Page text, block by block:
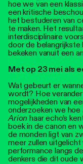
hoe we van een
een kritische
het bestuderen van
te maken. Het
interdisciplinaire
door de belangrijkste
bekeken vanuit een
Met op 23 mei als
Wat gebeurt er
wordt? Hoe
mogelijkheden van
onderzoeken we hoe
Arion haar echo’s
boek in de canon en
de monden ligt van
meer zullen
performance langs
denkers die dit oude